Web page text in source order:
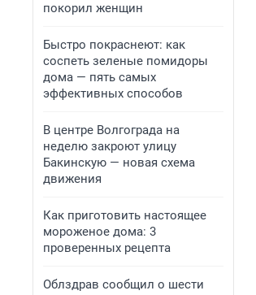
покорил женщин
Быстро покраснеют: как
соспеть зеленые помидоры
дома — пять самых
эффективных способов
В центре Волгограда на
неделю закроют улицу
Бакинскую — новая схема
движения
Как приготовить настоящее
мороженое дома: 3
проверенных рецепта
Облздрав сообщил о шести